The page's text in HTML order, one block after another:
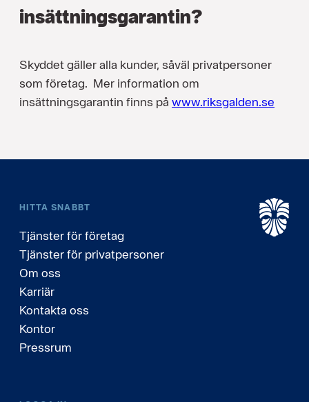
insättningsgarantin?
Skyddet gäller alla kunder, såväl privatpersoner
som företag. Mer information om
insättningsgarantin finns på www.riksgalden.se
HITTA SNABBT
Tjänster för företag
Tjänster för privatpersoner
Om oss
Karriär
Kontakta oss
Kontor
Pressrum